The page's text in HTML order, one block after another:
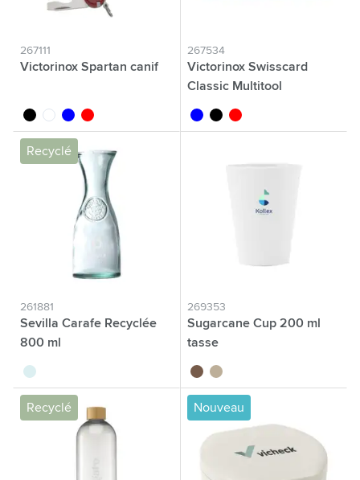
267111
Victorinox Spartan canif
noir blancbleu translucide
rouge
267534
Victorinox Swisscard
Classic Multitool
bleu translucide
noir translucide
rouge translucide
Recyclé
261881
Sevilla Carafe Recyclée
800 ml
translucide
269353
Sugarcane Cup 200 ml
tasse
brun kaki écru
Recyclé Nouveau